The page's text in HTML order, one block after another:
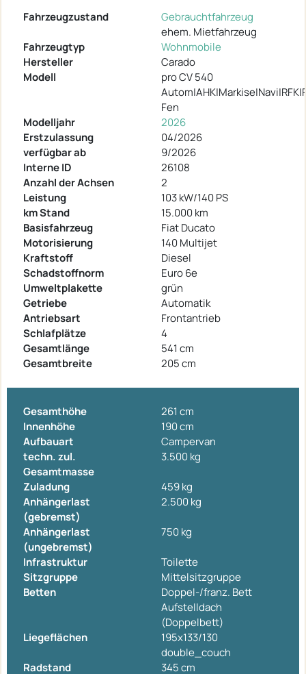
Fahrzeugzustand
Gebrauchtfahrzeug
ehem. Mietfahrzeug
Fahrzeugtyp
Wohnmobile
Hersteller
Carado
Modell
pro CV 540
Fen
Modelljahr
2026
Erstzulassung
04/2026
verfügbar ab
9/2026
Interne ID
26108
Anzahl der Achsen
2
Leistung
103 kW/140 PS
km Stand
15.000 km
Basisfahrzeug
Fiat Ducato
Motorisierung
140 Multijet
Kraftstoff
Diesel
Schadstoffnorm
Euro 6e
Umweltplakette
grün
Getriebe
Automatik
Antriebsart
Frontantrieb
Schlafplätze
4
Gesamtlänge
541 cm
Gesamtbreite
205 cm
Gesamthöhe
261 cm
Innenhöhe
190 cm
Aufbauart
Campervan
techn. zul.
Gesamtmasse
3.500 kg
Zuladung
459 kg
Anhängerlast
(gebremst)
2.500 kg
Anhängerlast
(ungebremst)
750 kg
Infrastruktur
Toilette
Sitzgruppe
Mittelsitzgruppe
Betten
Doppel-/franz. Bett
Aufstelldach
(Doppelbett)
Liegeflächen
195x133/130
double_couch
Radstand
345 cm